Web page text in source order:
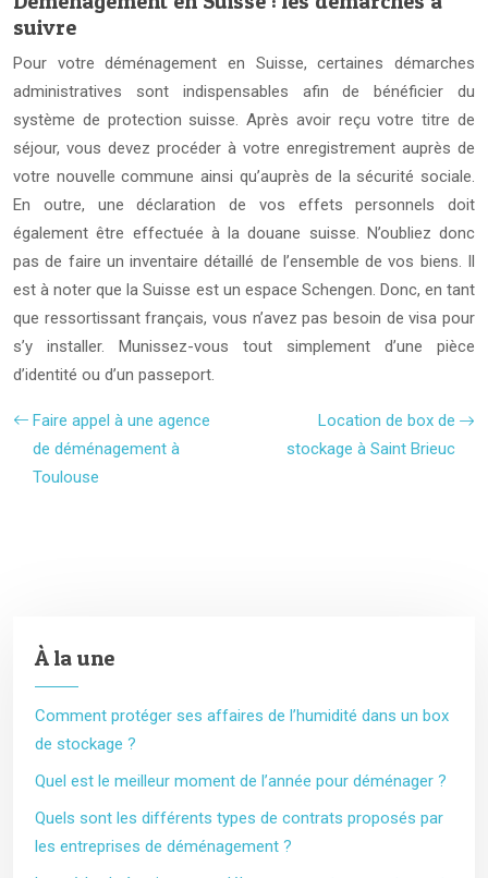
suivre
Pour votre déménagement en Suisse, certaines démarches
administratives sont indispensables afin de bénéficier du
système de protection suisse. Après avoir reçu votre titre de
séjour, vous devez procéder à votre enregistrement auprès de
votre nouvelle commune ainsi qu’auprès de la sécurité sociale.
En outre, une déclaration de vos effets personnels doit
également être effectuée à la douane suisse. N’oubliez donc
pas de faire un inventaire détaillé de l’ensemble de vos biens. Il
est à noter que la Suisse est un espace Schengen. Donc, en tant
que ressortissant français, vous n’avez pas besoin de visa pour
s’y installer. Munissez-vous tout simplement d’une pièce
d’identité ou d’un passeport.
Faire appel à une agence
de déménagement à
Toulouse
Location de box de
stockage à Saint Brieuc
À la une
Comment protéger ses affaires de l’humidité dans un box
de stockage ?
Quel est le meilleur moment de l’année pour déménager ?
Quels sont les différents types de contrats proposés par
les entreprises de déménagement ?